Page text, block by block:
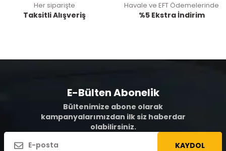
Her siparişte
Taksitli Alışveriş
Havale ve EFT Ödemelerinde
%5 Ekstra İndirim
E-Bülten Abonelik
Bültenimize abone olarak
kampanyalarımızdan ilk siz haberdar
olabilirsiniz.
KAYDOL